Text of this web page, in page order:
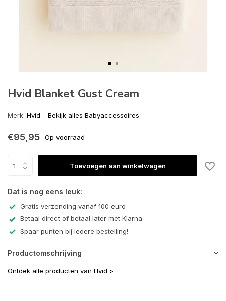
Hvid Blanket Gust Cream
Merk: Hvid Bekijk alles Babyaccessoires
€95,95 Op voorraad
Toevoegen aan winkelwagen
Dat is nog eens leuk:
Gratis verzending vanaf 100 euro
Betaal direct of betaal later met Klarna
Spaar punten bij iedere bestelling!
Productomschrijving
Ontdek alle producten van Hvid >